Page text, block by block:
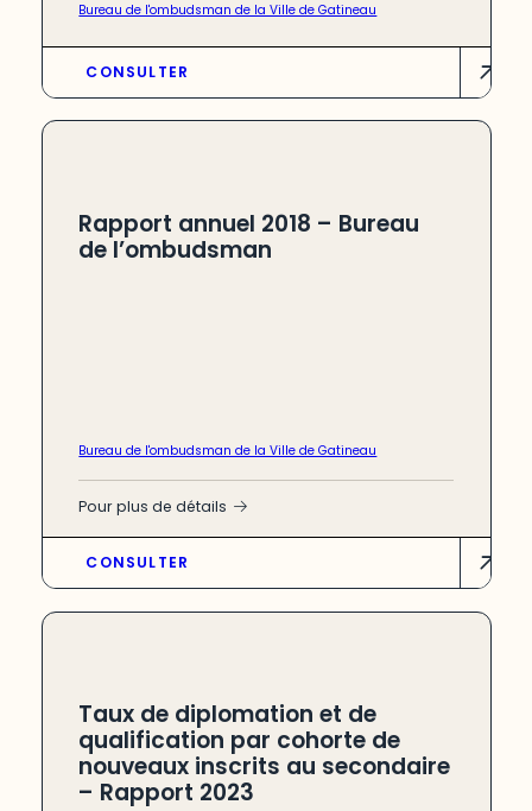
Bureau de l'ombudsman de la Ville de Gatineau
CONSULTER
Rapport annuel 2018 – Bureau
de l’ombudsman
Bureau de l'ombudsman de la Ville de Gatineau
Pour plus de détails
CONSULTER
Taux de diplomation et de
qualification par cohorte de
nouveaux inscrits au secondaire
– Rapport 2023